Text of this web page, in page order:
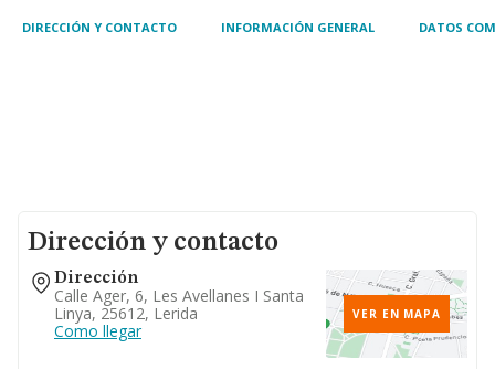
DIRECCIÓN Y CONTACTO INFORMACIÓN GENERAL DATOS
Dirección y contacto
Dirección
Calle Ager, 6, Les Avellanes I Santa
Linya, 25612, Lerida
Como llegar
VER EN MAPA